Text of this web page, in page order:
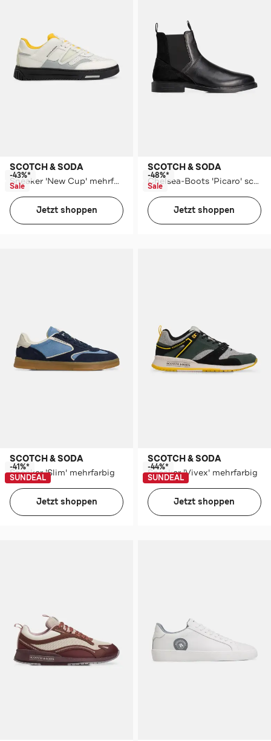
SCOTCH & SODA
Sneaker 'New Cup' mehrfarbig
-43%*
Sale
Jetzt shoppen
SCOTCH & SODA
Chelsea-Boots 'Picaro' schwarz
-48%*
Sale
Jetzt shoppen
SCOTCH & SODA
Sneaker 'Slim' mehrfarbig
-41%*
SUNDEAL
Jetzt shoppen
SCOTCH & SODA
Sneaker 'Vivex' mehrfarbig
-44%*
SUNDEAL
Jetzt shoppen